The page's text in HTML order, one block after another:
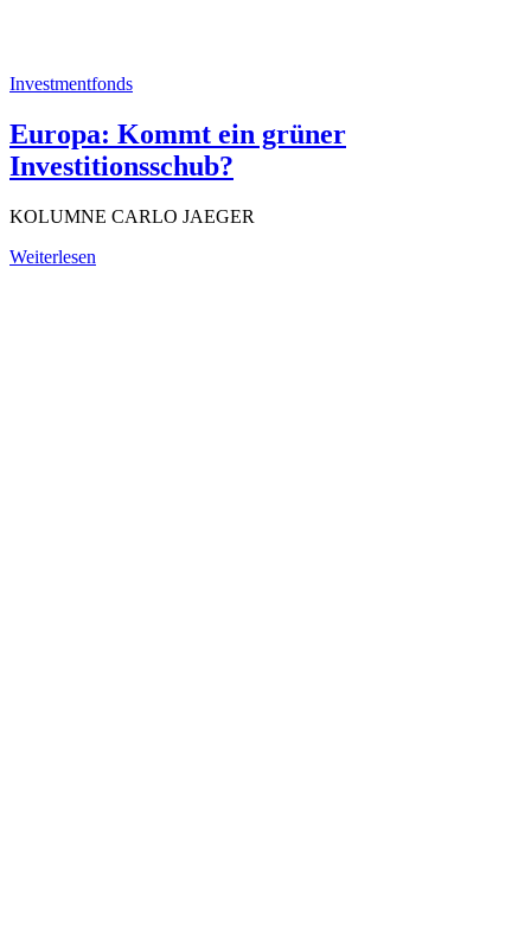
Investmentfonds
Europa: Kommt ein grüner
Investitionsschub?
KOLUMNE CARLO JAEGER
Weiterlesen